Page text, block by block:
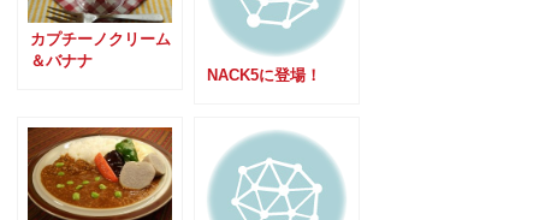
カプチーノクリーム
＆バナナ
NACK5に登場！